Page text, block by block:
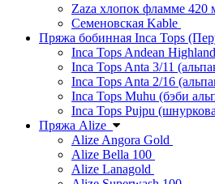
Zaza хлопок фламме 420
Семеновская Kable
Пряжа бобинная Inca Tops
Inca Tops Andean Highland
Inca Tops Anta 3/11
Inca Tops Anta 2/16
Inca Tops Muhu (бэби
Inca Tops Pujpu
Пряжа Alize
Alize Angora Gold
Alize Bella 100
Alize Lanagold